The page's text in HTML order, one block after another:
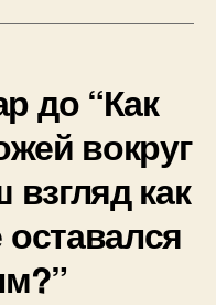
до “Как
вокруг
как